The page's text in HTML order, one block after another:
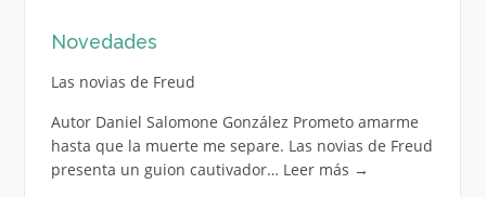
Novedades
Las novias de Freud
Autor Daniel Salomone González Prometo amarme
hasta que la muerte me separe. Las novias de Freud
presenta un guion cautivador… Leer más →